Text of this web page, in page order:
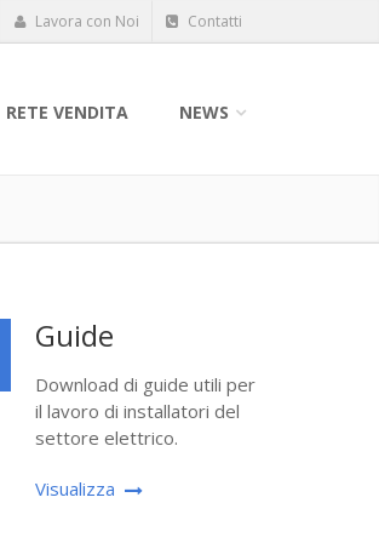
Lavora con Noi Contatti
RETE VENDITA NEWS
Guide
Download di guide utili per
il lavoro di installatori del
settore elettrico.
Visualizza